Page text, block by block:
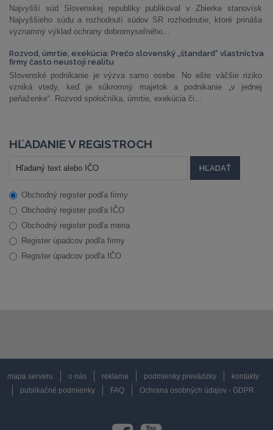
Najvyšší súd Slovenskej republiky publikoval v Zbierke stanovísk
Najvyššieho súdu a rozhodnutí súdov SR rozhodnutie, ktoré prináša
významný výklad ochrany dobromyseľného...
Rozvod, úmrtie, exekúcia: Prečo slovenský „štandard“ vlastníctva
firmy často neustojí realitu
Slovenské podnikanie je výzva samo osebe. No ešte väčšie riziko
vzniká vtedy, keď je súkromný majetok a podnikanie „v jednej
peňaženke“. Rozvod spoločníka, úmrtie, exekúcia či...
HĽADANIE V REGISTROCH
Obchodný register podľa firmy
Obchodný register podľa IČO
Obchodný register podľa mena
Register úpadcov podľa firmy
Register úpadcov podľa IČO
mapa serveru o nás reklama podmienky prevádzky
kontakty
publikačné podmienky
FAQ Ochrana osobných údajov - GDPR